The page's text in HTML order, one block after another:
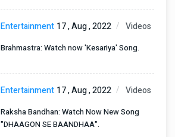
Entertainment 17 , Aug , 2022 Videos
Brahmastra: Watch now 'Kesariya' Song.
Entertainment 17 , Aug , 2022 Videos
Raksha Bandhan: Watch Now New Song
"DHAAGON SE BAANDHAA".